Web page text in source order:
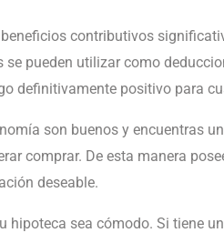
contributivos
se pueden utilizar como
definitivamente positivo para
son buenos y encuentras
comprar. De esta manera
deseable.
hipoteca sea cómodo. Si tiene